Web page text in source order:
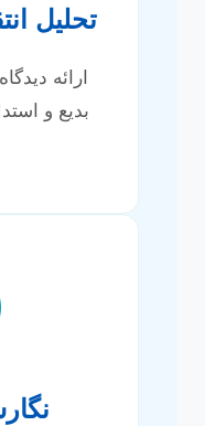
تحلیل
ارائه
بدیع و